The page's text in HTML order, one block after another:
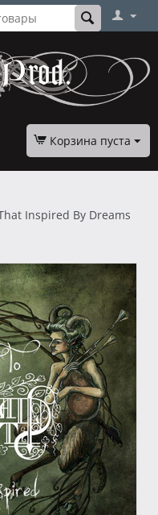
Корзина пуста
Inspired By Dreams